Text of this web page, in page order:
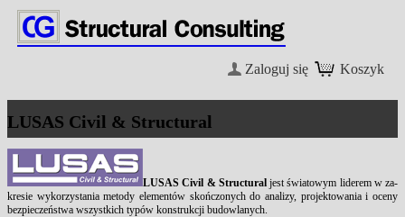
Koszyk
Zaloguj się
LUSAS Civil & Structural
LU­SAS Ci­vil & Struc­tu­raljest świa­to­wym li­de­rem w za­
kre­sie wy­ko­rzy­sta­nia me­to­dy ele­mentów skończo­nych do ana­li­zy, pro­jek­to­wa­nia i oce­ny
bez­pie­czeństwa wszyst­kich typów kon­struk­cji bu­dow­la­nych.